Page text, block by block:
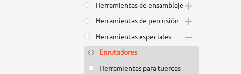
Herramientas de ensamblaje
Herramientas de percusión
Herramientas especiales
Enrutadores
Herramientas para tuercas